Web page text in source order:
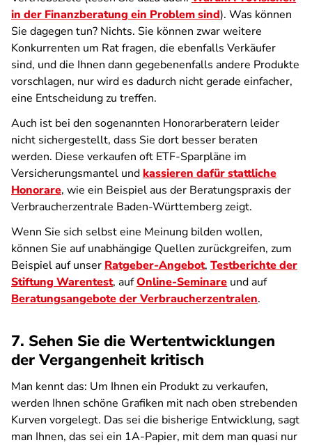
in der Finanzberatung ein Problem sind). Was können
Sie dagegen tun? Nichts. Sie können zwar weitere
Konkurrenten um Rat fragen, die ebenfalls Verkäufer
sind, und die Ihnen dann gegebenenfalls andere Produkte
vorschlagen, nur wird es dadurch nicht gerade einfacher,
eine Entscheidung zu treffen.
Auch ist bei den sogenannten Honorarberatern leider
nicht sichergestellt, dass Sie dort besser beraten
werden. Diese verkaufen oft ETF-Sparpläne im
Versicherungsmantel und kassieren dafür stattliche
Honorare, wie ein Beispiel aus der Beratungspraxis der
Verbraucherzentrale Baden-Württemberg zeigt.
Wenn Sie sich selbst eine Meinung bilden wollen,
können Sie auf unabhängige Quellen zurückgreifen, zum
Beispiel auf unser Ratgeber-Angebot, Testberichte der
Stiftung Warentest, aufOnline-Seminare und auf
Beratungsangebote der Verbraucherzentralen.
7. Sehen Sie die Wertentwicklungen
der Vergangenheit kritisch
Man kennt das: Um Ihnen ein Produkt zu verkaufen,
werden Ihnen schöne Grafiken mit nach oben strebenden
Kurven vorgelegt. Das sei die bisherige Entwicklung, sagt
man Ihnen, das sei ein 1A-Papier, mit dem man quasi nur